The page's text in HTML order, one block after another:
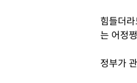
힘들더
는 어정
정부가